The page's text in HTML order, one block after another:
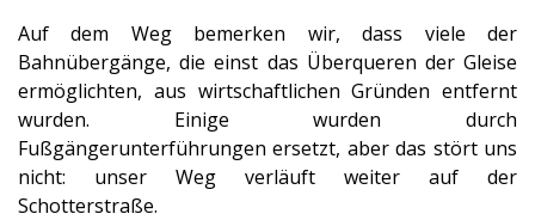
Auf dem Weg bemerken wir, dass viele der
Bahnübergänge, die einst das Überqueren der Gleise
ermöglichten, aus wirtschaftlichen Gründen entfernt
wurden. Einige wurden durch
Fußgängerunterführungen ersetzt, aber das stört uns
nicht: unser Weg verläuft weiter auf der
Schotterstraße.